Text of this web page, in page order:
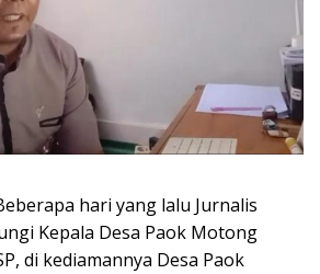
hari yang lalu Jurnalis
Kepala Desa Paok Motong
di kediamannya Desa Paok